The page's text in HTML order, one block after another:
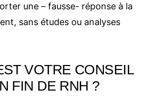
une – fausse- réponse à la
sans études ou analyses
VOTRE CONSEIL
FIN DE RNH ?